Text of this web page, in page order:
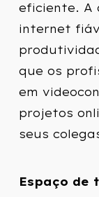
eficiente. A
internet
que os
em
projetos
seus
Espaço de